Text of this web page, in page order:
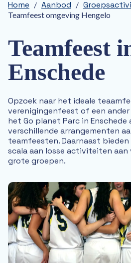
25 jaar Go Planet
Aanbod
Groepsactiviteiten
Actueel
Contact
Contactformulier
Bounce Valley
Plaza Padel
Son Coach & Trainer
Diveworld
Bowling Enschede
X-Dance
Basic Fit
ZERO55
Monkey Town
Kinepolis
Optisport IJsbaan
FC Twente
Sensazia
Midgetgolf Enschede
Activiteiten op het park
Home / Aanbod /
Teamfeest omgeving Hengelo
Teamfeest
Enschede
Opzoek naar het ideale
verenigingenfeest of een
het Go planet Parc in
verschillende arrangementen
teamfeesten. Daarnaast
scala aan losse activiteiten aan
grote groepen.